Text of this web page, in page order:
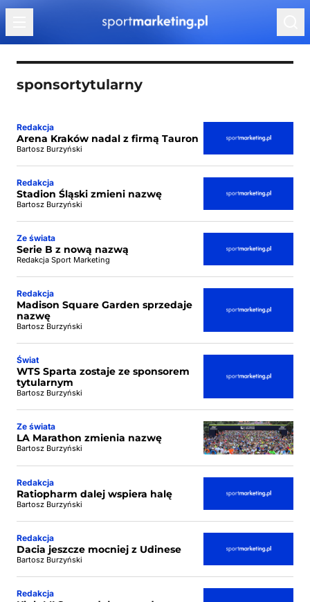
Przejdź do treści
sponsortytularny
Redakcja
Arena Kraków nadal z firmą Tauron
Bartosz Burzyński
Redakcja
Stadion Śląski zmieni nazwę
Bartosz Burzyński
Ze świata
Serie B z nową nazwą
Redakcja Sport Marketing
Redakcja
Madison Square Garden sprzedaje
nazwę
Bartosz Burzyński
Świat
WTS Sparta zostaje ze sponsorem
tytularnym
Bartosz Burzyński
Ze świata
LA Marathon zmienia nazwę
Bartosz Burzyński
Redakcja
Ratiopharm dalej wspiera halę
Bartosz Burzyński
Redakcja
Dacia jeszcze mocniej z Udinese
Bartosz Burzyński
Redakcja